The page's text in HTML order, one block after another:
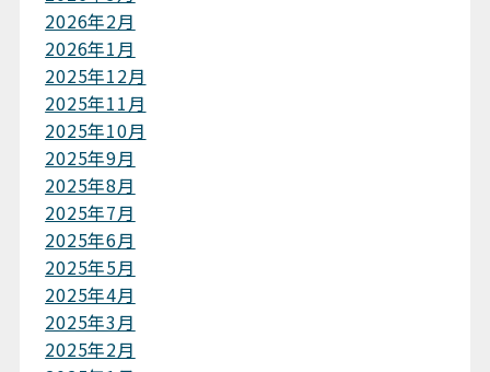
2026年2月
2026年1月
2025年12月
2025年11月
2025年10月
2025年9月
2025年8月
2025年7月
2025年6月
2025年5月
2025年4月
2025年3月
2025年2月